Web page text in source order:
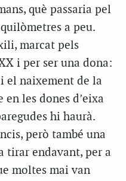
què passaria pel
a peu.
marcat pels
i per ser una dona:
el naixement de la
en les dones d’eixa
hi haurà.
però també una
tirar endavant, per a
moltes mai van